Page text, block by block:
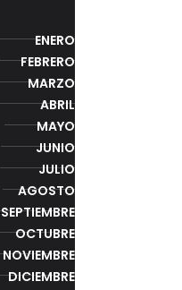
ENERO
FEBRERO
MARZO
ABRIL
MAYO
JUNIO
JULIO
AGOSTO
SEPTIEMBRE
OCTUBRE
NOVIEMBRE
DICIEMBRE